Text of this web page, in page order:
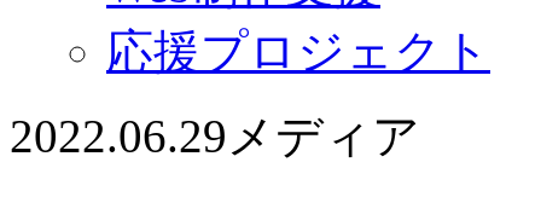
応援プロジェクト
2022.06.29 メディア